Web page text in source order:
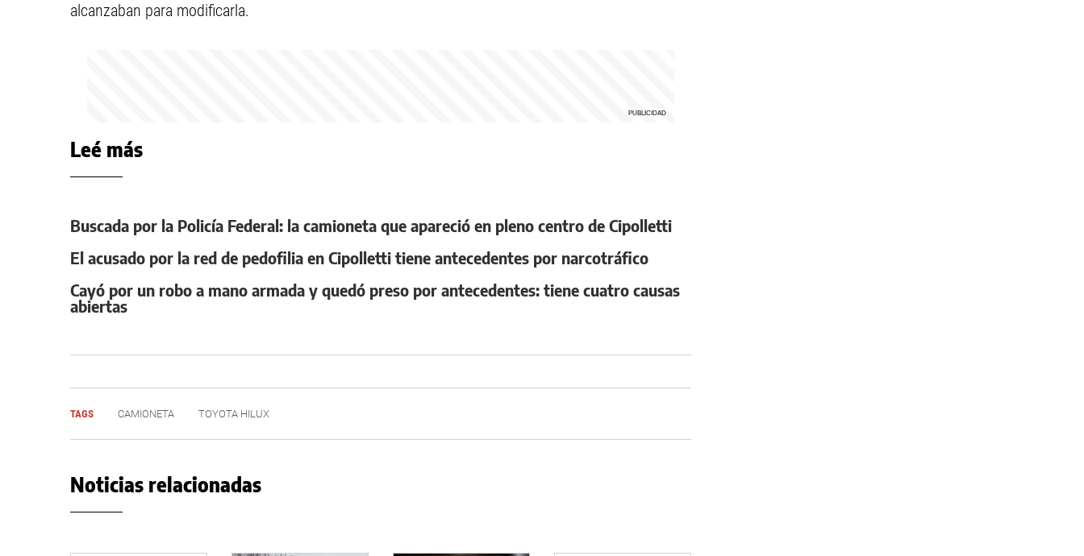
alcanzaban para modificarla.
Leé más
Buscada por la Policía Federal: la camioneta que apareció en pleno centro de Cipolletti
El acusado por la red de pedofilia en Cipolletti tiene antecedentes por narcotráfico
Cayó por un robo a mano armada y quedó preso por antecedentes: tiene cuatro causas
abiertas
TAGS CAMIONETA TOYOTA HILUX
Noticias relacionadas